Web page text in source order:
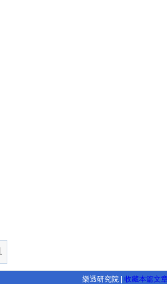
樂透研究院 | 收藏本篇文